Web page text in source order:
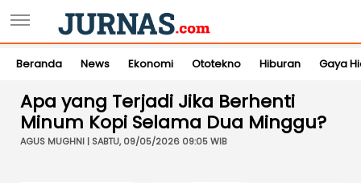
Beranda News Ekonomi Ototekno Hiburan Gaya
Apa yang Terjadi Jika Berhenti
Minum Kopi Selama Dua Minggu?
AGUS MUGHNI | SABTU, 09/05/2026 09:05 WIB